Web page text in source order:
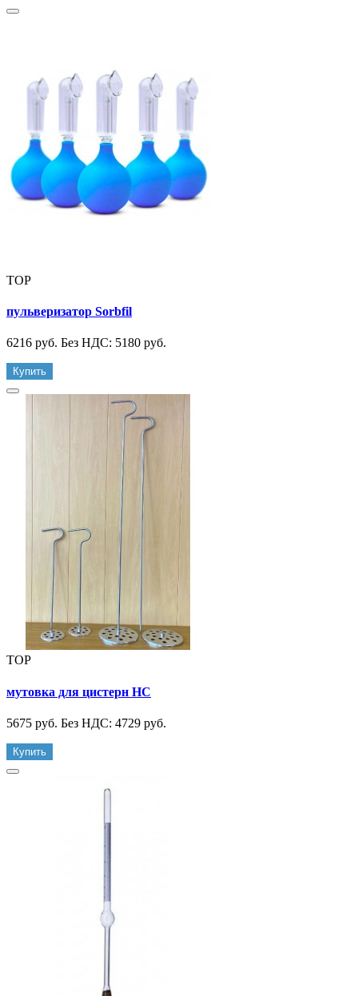
TOP
пульверизатор Sorbfil
6216 руб. Без НДС: 5180 руб.
Купить
TOP
мутовка для цистерн НС
5675 руб. Без НДС: 4729 руб.
Купить